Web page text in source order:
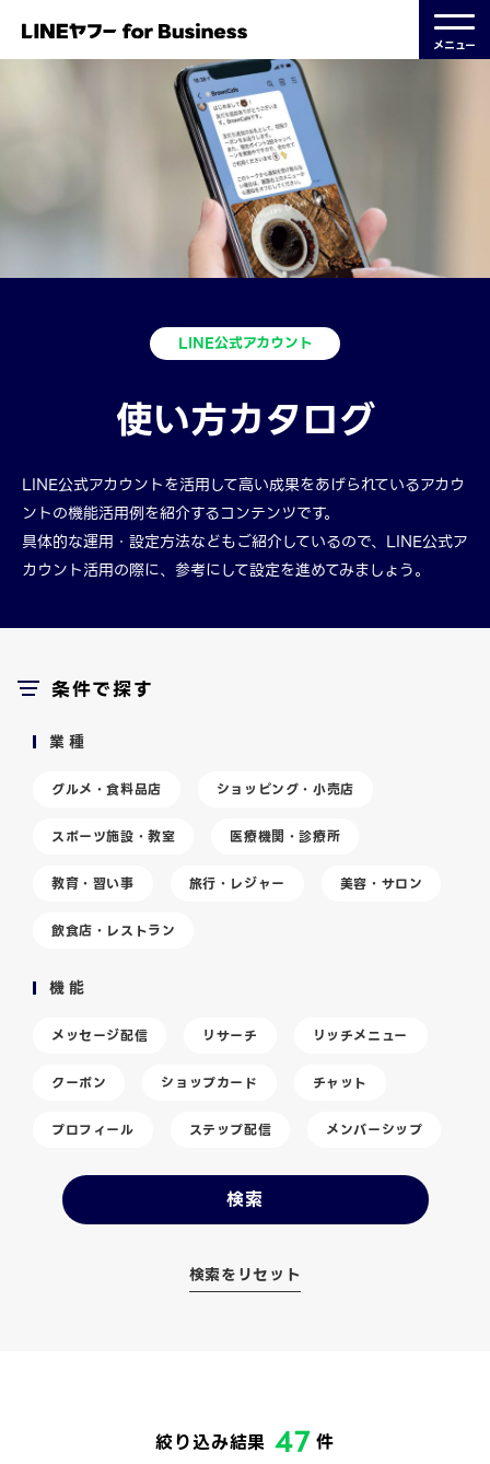
メニュー
LINE公式アカウント
使い方カタログ
LINE公式アカウントを活用して高い成果をあげられているアカウ
ントの機能活用例を紹介するコンテンツです。
具体的な運用・設定方法などもご紹介しているので、LINE公式ア
カウント活用の際に、参考にして設定を進めてみましょう。
条件で探す
業種
グルメ・食料品店 ショッピング・小売店
スポーツ施設・教室 医療機関・診療所
教育・習い事 旅行・レジャー 美容・サロン
飲食店・レストラン
機能
メッセージ配信 リサーチ リッチメニュー
クーポン ショップカード チャット
プロフィール ステップ配信 メンバーシップ
検索をリセット
絞り込み結果 47 件